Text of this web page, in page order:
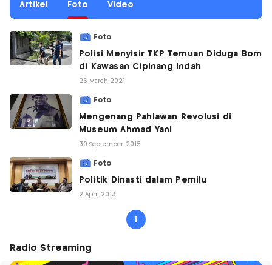
Artikel Foto Video
Foto
Polisi Menyisir TKP Temuan Diduga Bom
di Kawasan Cipinang Indah
26 March 2021
Foto
Mengenang Pahlawan Revolusi di
Museum Ahmad Yani
30 September 2015
Foto
Politik Dinasti dalam Pemilu
2 April 2013
1
Radio Streaming